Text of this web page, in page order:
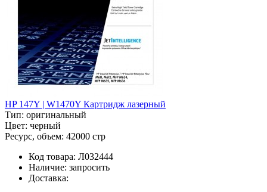
HP 147Y | W1470Y Картридж лазерный
Тип: оригинальный
Цвет: черный
Ресурс, объем: 42000 стр
Код товара: Л032444
Наличие: запросить
Доставка: